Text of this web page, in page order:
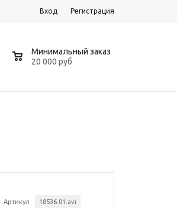
Вход Регистрация
Минимальный заказ
20 000 руб
Артикул 18536.01.avi